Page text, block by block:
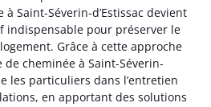
Saint-Séverin-d’Estissac devient
indispensable pour préserver le
Grâce à cette approche
de cheminée à Saint-Séverin-
les particuliers dans l’entretien
en apportant des solutions